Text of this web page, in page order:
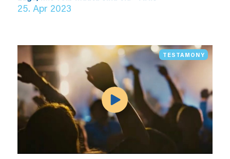
25. Apr 2023
TESTAMONY